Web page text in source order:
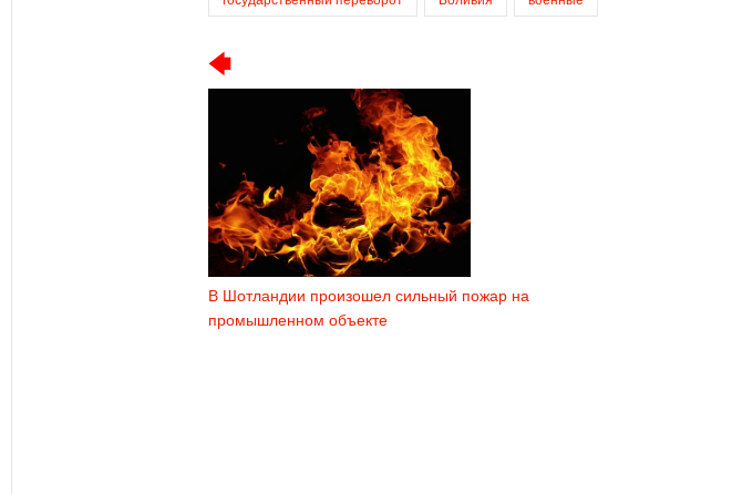
В Шотландии произошел сильный пожар на
промышленном объекте